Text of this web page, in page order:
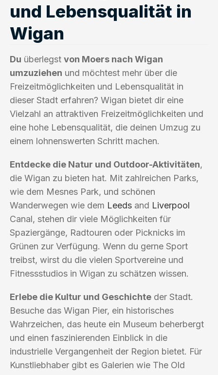
und Lebensqualität in
Wigan
Du überlegst von Moers nach Wigan
umzuziehen und möchtest mehr über die
Freizeitmöglichkeiten und Lebensqualität in
dieser Stadt erfahren? Wigan bietet dir eine
Vielzahl an attraktiven Freizeitmöglichkeiten und
eine hohe Lebensqualität, die deinen Umzug zu
einem lohnenswerten Schritt machen.
Entdecke die Natur und Outdoor-Aktivitäten,
die Wigan zu bieten hat. Mit zahlreichen Parks,
wie dem Mesnes Park, und schönen
Wanderwegen wie dem Leeds and Liverpool
Canal, stehen dir viele Möglichkeiten für
Spaziergänge, Radtouren oder Picknicks im
Grünen zur Verfügung. Wenn du gerne Sport
treibst, wirst du die vielen Sportvereine und
Fitnessstudios in Wigan zu schätzen wissen.
Erlebe die Kultur und Geschichte der Stadt.
Besuche das Wigan Pier, ein historisches
Wahrzeichen, das heute ein Museum beherbergt
und einen faszinierenden Einblick in die
industrielle Vergangenheit der Region bietet. Für
Kunstliebhaber gibt es Galerien wie The Old